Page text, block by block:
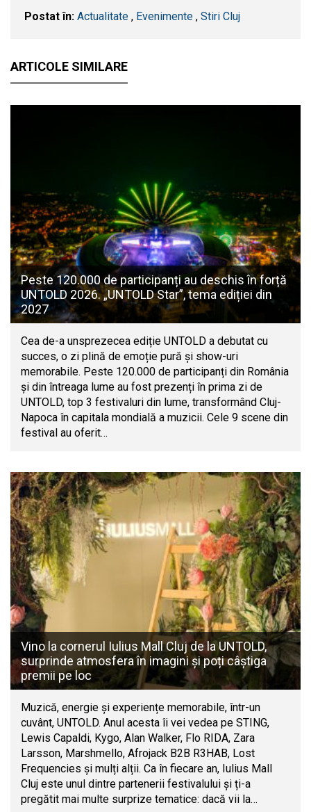
Postat în: Actualitate , Evenimente , Stiri Cluj
ARTICOLE SIMILARE
Peste 120.000 de participanți au deschis în forță
UNTOLD 2026. „UNTOLD Star”, tema ediției din
2027
Cea de-a unsprezecea ediție UNTOLD a debutat cu
succes, o zi plină de emoție pură și show-uri
memorabile. Peste 120.000 de participanți din România
și din întreaga lume au fost prezenți în prima zi de
UNTOLD, top 3 festivaluri din lume, transformând Cluj-
Napoca în capitala mondială a muzicii. Cele 9 scene din
festival au oferit…
Vino la cornerul Iulius Mall Cluj de la UNTOLD,
surprinde atmosfera în imagini și poți câștiga
premii pe loc
Muzică, energie și experiențe memorabile, într-un
cuvânt, UNTOLD. Anul acesta îi vei vedea pe STING,
Lewis Capaldi, Kygo, Alan Walker, Flo RIDA, Zara
Larsson, Marshmello, Afrojack B2B R3HAB, Lost
Frequencies și mulți alții. Ca în fiecare an, Iulius Mall
Cluj este unul dintre partenerii festivalului și ți-a
pregătit mai multe surprize tematice: dacă vii la…